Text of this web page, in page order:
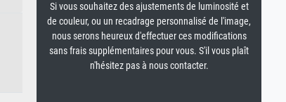
Si vous souhaitez des ajustements de luminosité et
de couleur, ou un recadrage personnalisé de l'image,
nous serons heureux d'effectuer ces modifications
sans frais supplémentaires pour vous. S'il vous plaît
n'hésitez pas à nous contacter.